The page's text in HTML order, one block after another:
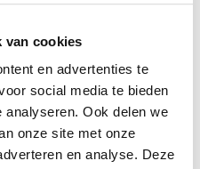
van cookies
en advertenties te
social media te bieden
Ook delen we
onze site met onze
en analyse. Deze
getagd met
V4 550 BJJ Gi